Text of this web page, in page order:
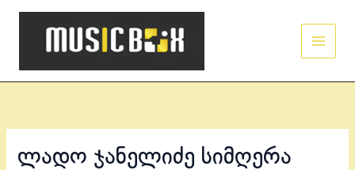
Skip
ლადო ჯანელიძე სიმღერა